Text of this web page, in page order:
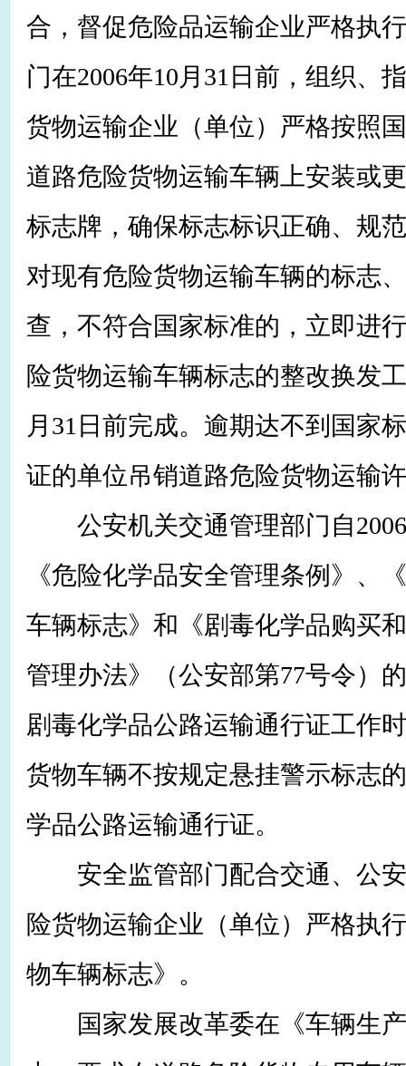
合，督促危险品运输企业严格执
门在2006年10月31日前，组织、
货物运输企业（单位）严格按照
道路危险货物运输车辆上安装或
标志牌，确保标志标识正确、规
对现有危险货物运输车辆的标志
查，不符合国家标准的，立即进
险货物运输车辆标志的整改换发
月31日前完成。逾期达不到国家
证的单位吊销道路危险货物运输
公安机关交通管理部门自2006
《危险化学品安全管理条例》、
车辆标志》和《剧毒化学品购买
管理办法》（公安部第77号令）
剧毒化学品公路运输通行证工作
货物车辆不按规定悬挂警示标志
学品公路运输通行证。
安全监管部门配合交通、公安
险货物运输企业（单位）严格执
物车辆标志》。
国家发展改革委在《车辆生产